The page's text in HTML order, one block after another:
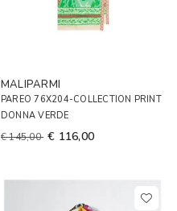
MALIPARMI
PAREO 76X204-COLLECTION PRINT
DONNA VERDE
€ 145,00 € 116,00